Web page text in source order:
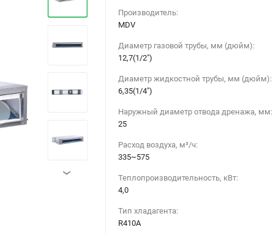
›
Производитель:
MDV
Диаметр газовой трубы, мм (дюйм):
12,7(1/2")
Диаметр жидкостной трубы, мм (дюйм):
6,35(1/4")
Наружный диаметр отвода дренажа, мм:
25
Расход воздуха, м³/ч:
335~575
Теплопроизводительность, кВт:
4,0
Тип хладагента:
R410A